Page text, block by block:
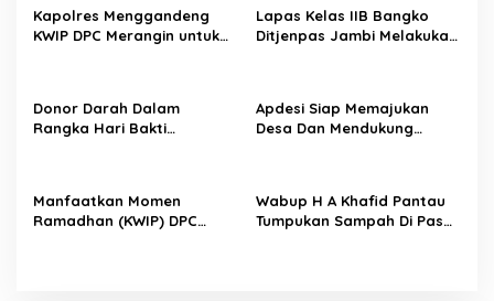
i
s
Kapolres Menggandeng
KWIP DPC Merangin untuk
bulan suci
Lapas Kelas IIB Bangko
Ditjenpas Jambi Melakukan
Donor Darah Dalam
Rangka Hari Bakti
Abundjani Merangin
Apdesi Siap Memajukan
Desa Dan Mendukung
Manfaatkan Momen
Ramadhan (KWIP) DPC
Wabup H A Khafid Pantau
Tumpukan Sampah Di Pasar